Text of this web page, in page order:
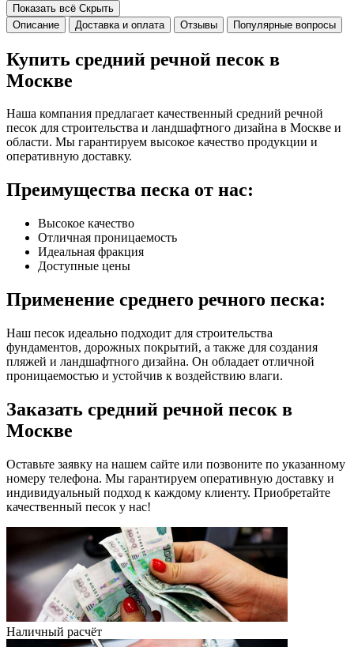
Показать всё Скрыть
Описание
Доставка и оплата Отзывы Популярные вопросы
Купить средний речной песок в
Москве
Наша компания предлагает качественный средний речной
песок для строительства и ландшафтного дизайна в Москве и
области. Мы гарантируем высокое качество продукции и
оперативную доставку.
Преимущества песка от нас:
Высокое качество
Отличная проницаемость
Идеальная фракция
Доступные цены
Применение среднего речного песка:
Наш песок идеально подходит для строительства
фундаментов, дорожных покрытий, а также для создания
пляжей и ландшафтного дизайна. Он обладает отличной
проницаемостью и устойчив к воздействию влаги.
Заказать средний речной песок в
Москве
Оставьте заявку на нашем сайте или позвоните по указанному
номеру телефона. Мы гарантируем оперативную доставку и
индивидуальный подход к каждому клиенту. Приобретайте
качественный песок у нас!
Наличный расчёт